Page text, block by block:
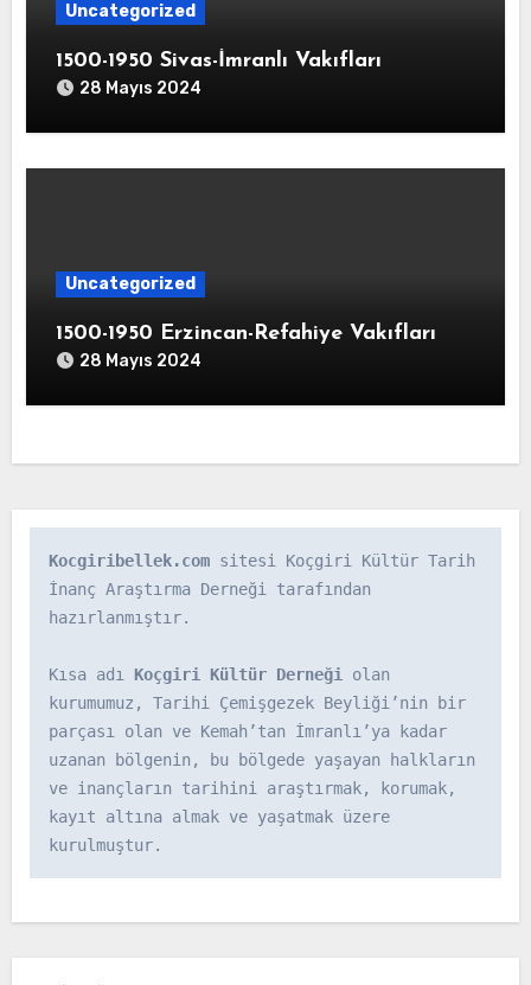
Uncategorized
1500-1950 Sivas-İmranlı Vakıfları
28 Mayıs 2024
Uncategorized
1500-1950 Erzincan-Refahiye Vakıfları
28 Mayıs 2024
Kocgiribellek.com sitesi Koçgiri Kültür Tarih
İnanç Araştırma Derneği tarafından
hazırlanmıştır.
Kısa adı Koçgiri Kültür Derneği olan
kurumumuz, Tarihi Çemişgezek Beyliği’nin bir
parçası olan ve Kemah’tan İmranlı’ya kadar
uzanan bölgenin, bu bölgede yaşayan halkların
ve inançların tarihini araştırmak, korumak,
kayıt altına almak ve yaşatmak üzere
kurulmuştur.